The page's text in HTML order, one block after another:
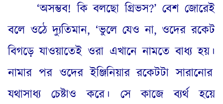
‘অসম্ভব!কি বলছো গ্রিভস?’বেশ জোরেই
বলে ওঠে দ্যুতিমান, ‘ভুলে যেও না, ওদের রকেট
বিগড়ে যাওয়াতেই ওরা এখানে নামতে বাধ্য হয় ।
নামার পর ওদের ইঞ্জিনিয়ার রকেটটা সারানোর
যথাসাধ্য চেষ্টাও করে। সে কাজে ব্যর্থ হয়ে